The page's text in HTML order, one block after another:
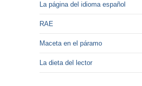
La página del idioma español
RAE
Maceta en el páramo
La dieta del lector